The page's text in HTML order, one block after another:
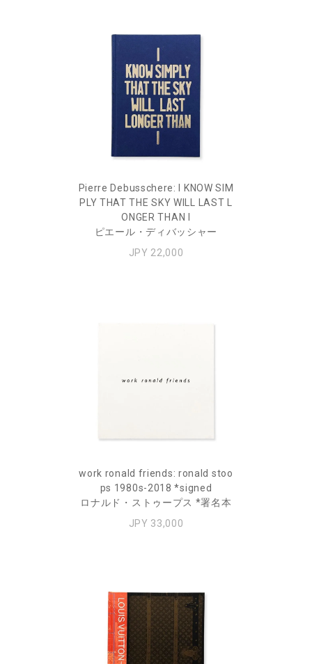
Pierre Debusschere: I KNOW SIM
PLY THAT THE SKY WILL LAST L
ONGER THAN I
ピエール・ディバッシャー
JPY 22,000
work ronald friends: ronald stoo
ps 1980s-2018 *signed
ロナルド・ストゥープス *署名本
JPY 33,000